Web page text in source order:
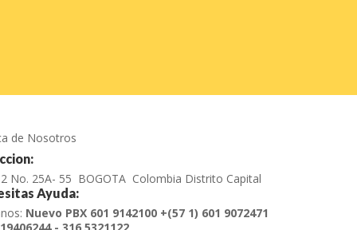
de Nosotros
2 No. 25A- 55 BOGOTA Colombia Distrito Capital
Ayuda:
Nuevo PBX 601 9142100 +(57 1) 601 9072471